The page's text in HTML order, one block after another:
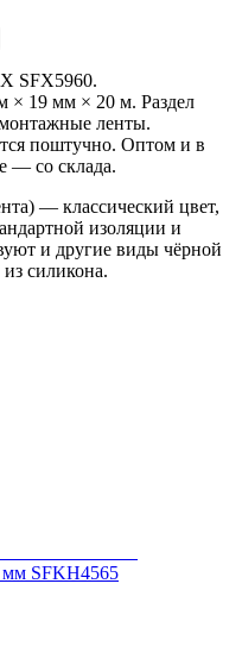
SFX5960.
× 19 мм × 20 м. Раздел
ленты.
поштучно. Оптом и в
— со склада.
— классический цвет,
изоляции и
и другие виды чёрной
силикона.
мм SFKH4565